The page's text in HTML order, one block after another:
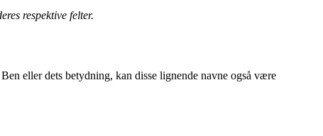
respektive felter.
eller dets betydning, kan disse lignende navne også være